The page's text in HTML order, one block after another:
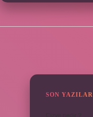
SON YAZILAR